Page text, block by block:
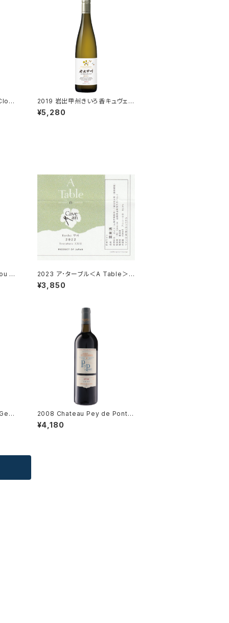
2019 岩出甲州きいろ香キュヴェ・
ウエノ／シャトー・メルシャン
¥5,280
Du
2023 ア･ターブル＜A Table＞
白／カーヴ･アン＜Cave an＞
¥3,850
2008 Chateau Pey de Pont /
Medoc
¥4,180